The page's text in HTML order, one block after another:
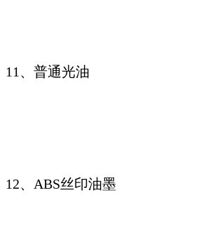
11、普通光油
12、ABS丝印油墨